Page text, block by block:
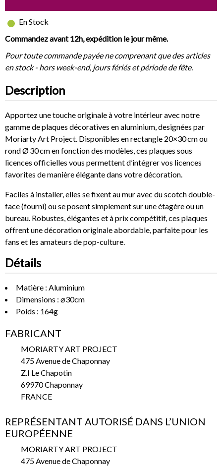
En Stock
Commandez avant 12h, expédition le jour même.
Pour toute commande payée ne comprenant que des articles
en stock - hors week-end, jours fériés et période de fête.
Description
Apportez une touche originale à votre intérieur avec notre
gamme de plaques décoratives en aluminium, designées par
Moriarty Art Project. Disponibles en rectangle 20×30 cm ou
rond Ø 30 cm en fonction des modèles, ces plaques sous
licences officielles vous permettent d’intégrer vos licences
favorites de manière élégante dans votre décoration.
Faciles à installer, elles se fixent au mur avec du scotch double-
face (fourni) ou se posent simplement sur une étagère ou un
bureau. Robustes, élégantes et à prix compétitif, ces plaques
offrent une décoration originale abordable, parfaite pour les
fans et les amateurs de pop-culture.
Détails
Matière : Aluminium
Dimensions : ⌀30cm
Poids : 164g
FABRICANT
MORIARTY ART PROJECT
475 Avenue de Chaponnay
Z.I Le Chapotin
69970 Chaponnay
FRANCE
REPRÉSENTANT AUTORISÉ DANS L’UNION
EUROPÉENNE
MORIARTY ART PROJECT
475 Avenue de Chaponnay